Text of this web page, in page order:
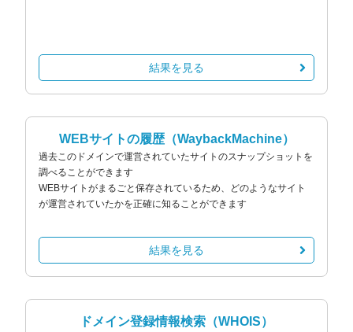
結果を見る
WEBサイトの履歴（WaybackMachine）
過去このドメインで運営されていたサイトのスナップショットを
調べることができます
WEBサイトがまるごと保存されているため、どのようなサイト
が運営されていたかを正確に知ることができます
結果を見る
ドメイン登録情報検索 （WHOIS）